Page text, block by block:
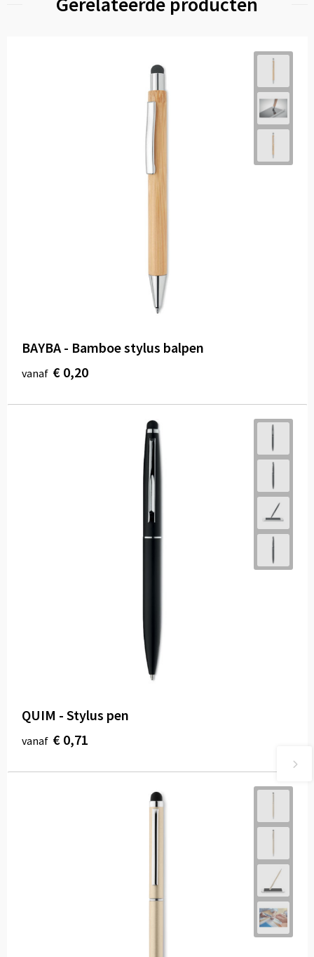
BAYBA - Bamboe stylus balpen
vanaf € 0,20
QUIM - Stylus pen
vanaf € 0,71